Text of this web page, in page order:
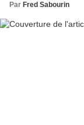
Par Fred Sabourin